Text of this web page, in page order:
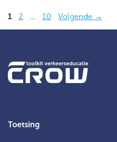
Pagina
1 Pagina
2 … Pagina
10 Volgende →
Toetsing